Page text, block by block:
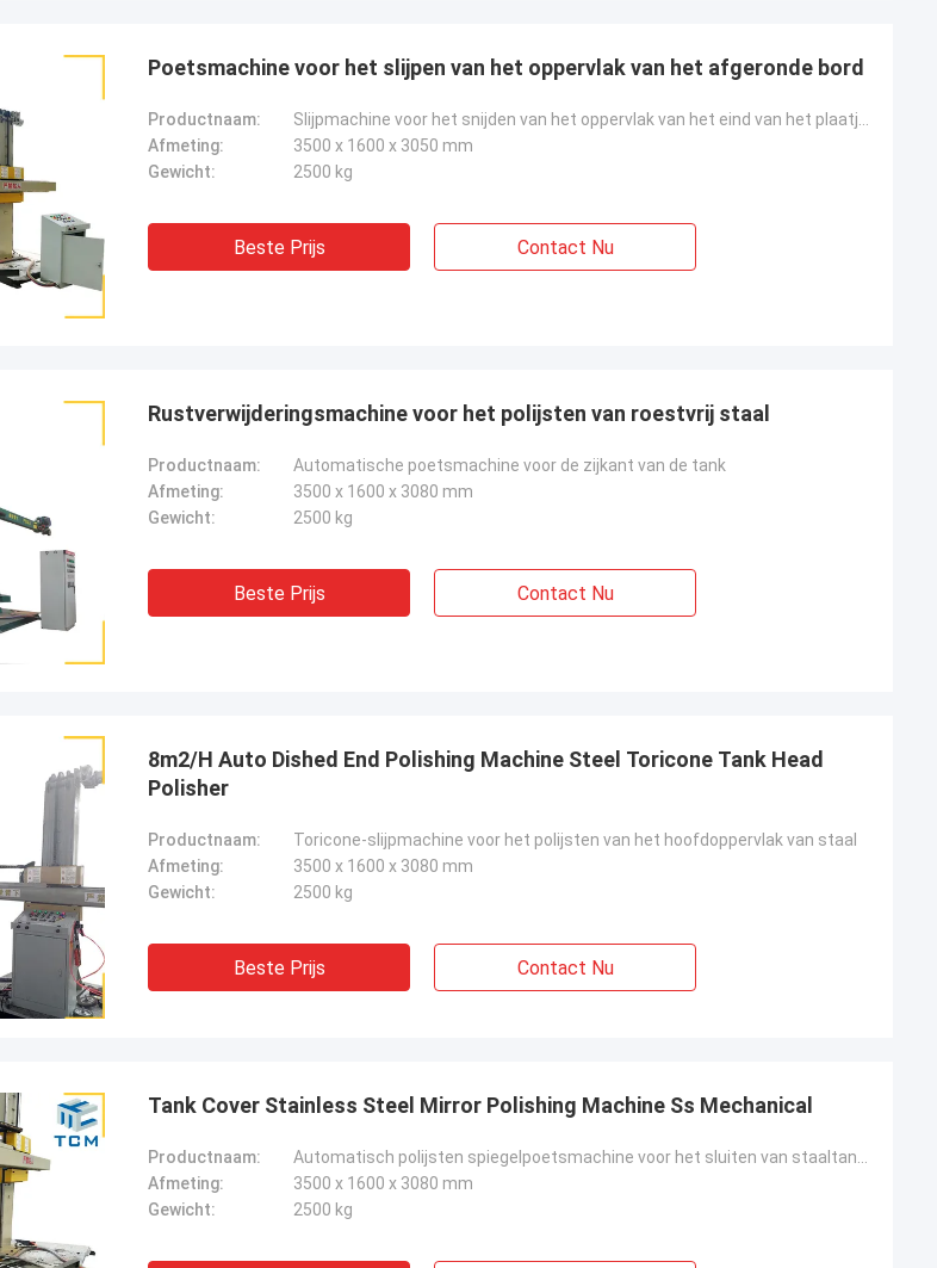
Poetsmachine voor het slijpen van het oppervlak van het afgeronde bord
Productnaam:
Afmeting:
3500 x 1600 x 3050 mm
Gewicht:
2500 kg
Beste Prijs Contact Nu
Rustverwijderingsmachine voor het polijsten van roestvrij staal
Productnaam:
Automatische poetsmachine voor de zijkant van de tank
Afmeting:
3500 x 1600 x 3080 mm
Gewicht:
2500 kg
Beste Prijs Contact Nu
8m2/H Auto Dished End Polishing Machine Steel Toricone Tank Head
Polisher
Productnaam:
Toricone-slijpmachine voor het polijsten van het hoofdoppervlak van staal
Afmeting:
3500 x 1600 x 3080 mm
Gewicht:
2500 kg
Beste Prijs Contact Nu
Tank Cover Stainless Steel Mirror Polishing Machine Ss Mechanical
Productnaam:
Afmeting:
3500 x 1600 x 3080 mm
Gewicht:
2500 kg